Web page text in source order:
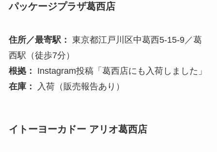
パッケージプラザ葛西店
住所／最寄駅： 東京都江戸川区中葛西5-15-9／葛
西駅（徒歩7分）
根拠：
Instagram投稿「葛西店にも入荷しました」
在庫：
入荷（販売報告あり）
イトーヨーカドー アリオ葛西店